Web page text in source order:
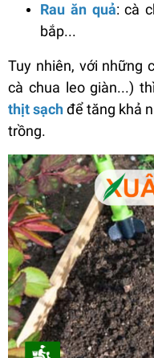
Rau ăn quả: cà
bắp...
Tuy nhiên, với những
cà chua leo giàn...)
thịt sạchđể tăng khả
trồng.